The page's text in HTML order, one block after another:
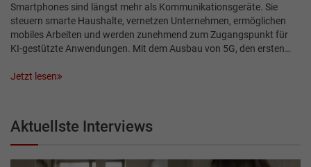
Smartphones sind längst mehr als Kommunikationsgeräte. Sie
steuern smarte Haushalte, vernetzen Unternehmen, ermöglichen
mobiles Arbeiten und werden zunehmend zum Zugangspunkt für
KI-gestützte Anwendungen. Mit dem Ausbau von 5G, den ersten…
Jetzt lesen
Aktuellste Interviews